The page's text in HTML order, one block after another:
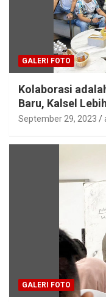
GALERI FOTO
Kolaborasi
Baru, Kalsel
September 29, 2023
GALERI FOTO